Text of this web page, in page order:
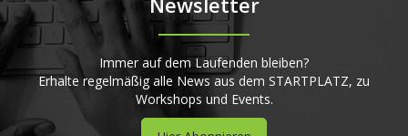
Immer auf dem Laufenden bleiben?
Erhalte regelmäßig alle News aus dem STARTPLATZ, zu
Workshops und Events.